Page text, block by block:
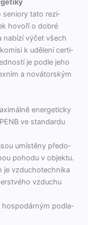
senio­ry tato rezi­
hov­oří o dobré
nabízí výčet všech
k udělení cer­ti­
je podle jeho
a nová­torským
ener­get­icky
ve stan­dar­du
umístěny pře­do­
poho­du v objektu.
je vzdu­chotech­ni­ka
vzduchu
hospodárným pod­la­